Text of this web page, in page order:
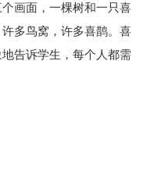
画面，一棵树和一只喜
多鸟窝，许多喜鹊。喜
告诉学生，每个人都需